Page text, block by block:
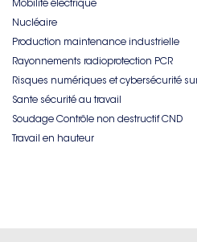
Mobilité électrique
Nucléaire
Production maintenance industrielle
Rayonnements radioprotection PCR
Risques numériques et cybersécurité
Sante sécurité au travail
Soudage Contrôle non destructif CND
Travail en hauteur